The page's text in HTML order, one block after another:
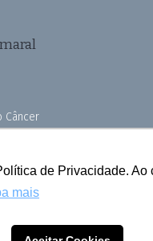
de Privacidade.
mais
Câncer
© 2025 Cruzeiro do Sul